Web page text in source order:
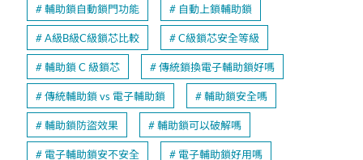
輔助鎖自動鎖門功能 自動上鎖輔助鎖
A級B級C級鎖芯比較 C級鎖芯安全等級
輔助鎖 C 級鎖芯 傳統鎖換電子輔助鎖好嗎
傳統輔助鎖 vs 電子輔助鎖 輔助鎖安全嗎
輔助鎖防盜效果 輔助鎖可以破解嗎
電子輔助鎖安不安全 電子輔助鎖好用嗎